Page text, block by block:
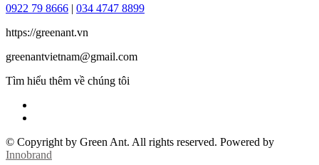
0922 79 8666 | 034 4747 8899
https://greenant.vn
greenantvietnam@gmail.com
Tìm hiểu thêm về chúng tôi
© Copyright by Green Ant. All rights reserved. Powered by
Innobrand